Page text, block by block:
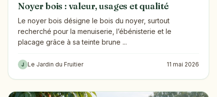
Noyer bois : valeur, usages et qualité
Le noyer bois désigne le bois du noyer, surtout
recherché pour la menuiserie, l’ébénisterie et le
placage grâce à sa teinte brune ...
J Le Jardin du Fruitier 11 mai 2026